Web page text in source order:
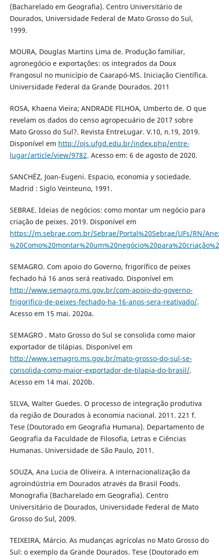
(Bacharelado em Geografia). Centro Universitário de
Dourados, Universidade Federal de Mato Grosso do Sul,
1999.
MOURA, Douglas Martins Lima de. Produção familiar,
agronegócio e exportações: os integrados da Doux
Frangosul no município de Caarapó-MS. Iniciação Científica.
Universidade Federal da Grande Dourados. 2011
ROSA, Khaena Vieira; ANDRADE FILHOA, Umberto de. O que
revelam os dados do censo agropecuário de 2017 sobre
Mato Grosso do Sul?. Revista EntreLugar. V.10, n.19, 2019.
Disponível em http://ojs.ufgd.edu.br/index.php/entre-
lugar/article/view/9782. Acesso em: 6 de agosto de 2020.
SANCHÉZ, Joan-Eugeni. Espacio, economia y sociedade.
Madrid : Siglo Veinteuno, 1991.
SEBRAE. Ideias de negócios: como montar um negócio para
criação de peixes. 2019. Disponível em
https://m.sebrae.com.br/Sebrae/Portal%20Sebrae/UFs/RN/
SEMAGRO. Com apoio do Governo, frigorífico de peixes
fechado há 16 anos será reativado. Disponível em
http://www.semagro.ms.gov.br/com-apoio-do-governo-
frigorifico-de-peixes-fechado-ha-16-anos-sera-reativado/.
Acesso em 15 mai. 2020a.
SEMAGRO . Mato Grosso do Sul se consolida como maior
exportador de tilápias. Disponível em
http://www.semagro.ms.gov.br/mato-grosso-do-sul-se-
consolida-como-maior-exportador-de-tilapia-do-brasil/.
Acesso em 14 mai. 2020b.
SILVA, Walter Guedes. O processo de integração produtiva
da região de Dourados à economia nacional. 2011. 221 f.
Tese (Doutorado em Geografia Humana). Departamento de
Geografia da Faculdade de Filosofia, Letras e Ciências
Humanas. Universidade de São Paulo, 2011.
SOUZA, Ana Lucia de Oliveira. A internacionalização da
agroindústria em Dourados através da Brasil Foods.
Monografia (Bacharelado em Geografia). Centro
Universitário de Dourados, Universidade Federal de Mato
Grosso do Sul, 2009.
TEIXEIRA, Márcio. As mudanças agrícolas no Mato Grosso do
Sul: o exemplo da Grande Dourados. Tese (Doutorado em